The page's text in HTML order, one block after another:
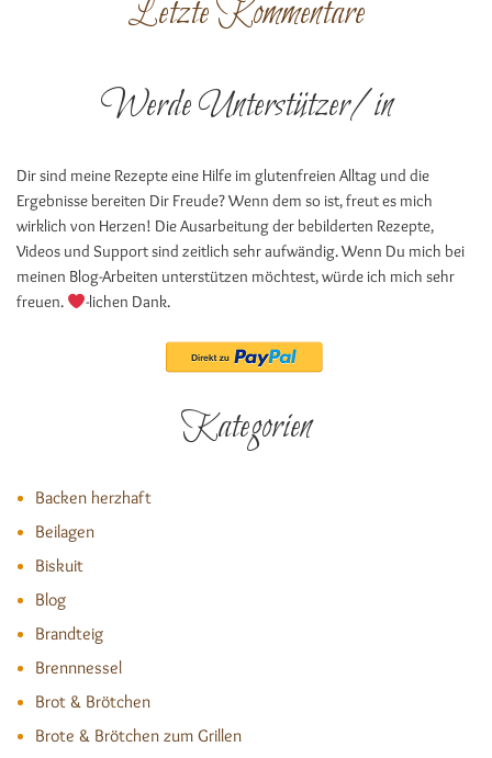
Letzte Kommentare
Werde Unterstützer/in
Dir sind meine Rezepte eine Hilfe im glutenfreien Alltag und die
Ergebnisse bereiten Dir Freude? Wenn dem so ist, freut es mich
wirklich von Herzen! Die Ausarbeitung der bebilderten Rezepte,
Videos und Support sind zeitlich sehr aufwändig. Wenn Du mich bei
meinen Blog-Arbeiten unterstützen möchtest, würde ich mich sehr
freuen.
-lichen Dank.
Kategorien
Backen herzhaft
Beilagen
Biskuit
Blog
Brandteig
Brennnessel
Brot & Brötchen
Brote & Brötchen zum Grillen